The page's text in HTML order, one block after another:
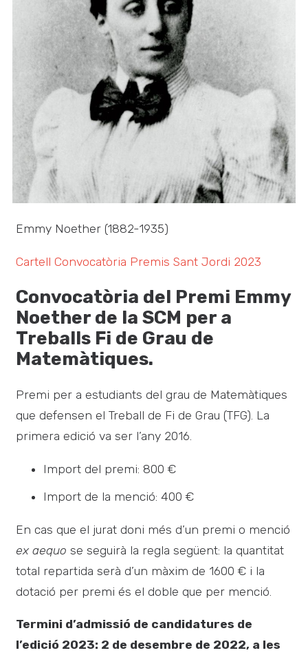
Emmy Noether (1882-1935)
Cartell Convocatòria Premis Sant Jordi 2023
Convocatòria del Premi Emmy
Noether de la SCM per a
Treballs Fi de Grau de
Matemàtiques.
Premi per a estudiants del grau de Matemàtiques
que defensen el Treball de Fi de Grau (TFG). La
primera edició va ser l’any 2016.
Import del premi: 800 €
Import de la menció: 400 €
En cas que el jurat doni més d’un premi o menció
ex aequo se seguirà la regla següent: la quantitat
total repartida serà d’un màxim de 1600 € i la
dotació per premi és el doble que per menció.
Termini d’admissió de candidatures de
l’edició 2023: 2 de desembre de 2022, a les